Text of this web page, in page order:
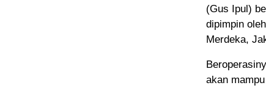
(Gus Ipul)
dipimpin
Merdeka,
akan